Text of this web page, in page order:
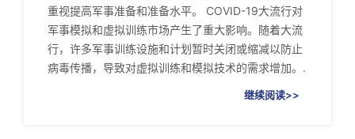
重视提高军事准备和准备水平。 COVID-19大流行对
军事模拟和虚拟训练市场产生了重大影响。随着大流
行，许多军事训练设施和计划暂时关闭或缩减以防止
病毒传播，导致对虚拟训练和模拟技术的需求增加。.
继续阅读>>